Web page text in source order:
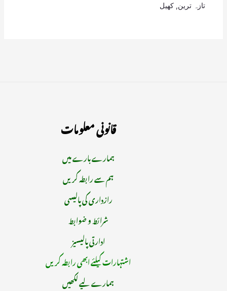
تازہ ترین کھیل
قانونی معلومات
ہمارے بارے میں
ہم سے رابطہ کریں
رازداری کی پالیسی
شرائط و ضوابط
ادارتی پالیسیز
اشتہارات کیلئے ابھی رابطہ کریں
ہمارے لیے لکھیں